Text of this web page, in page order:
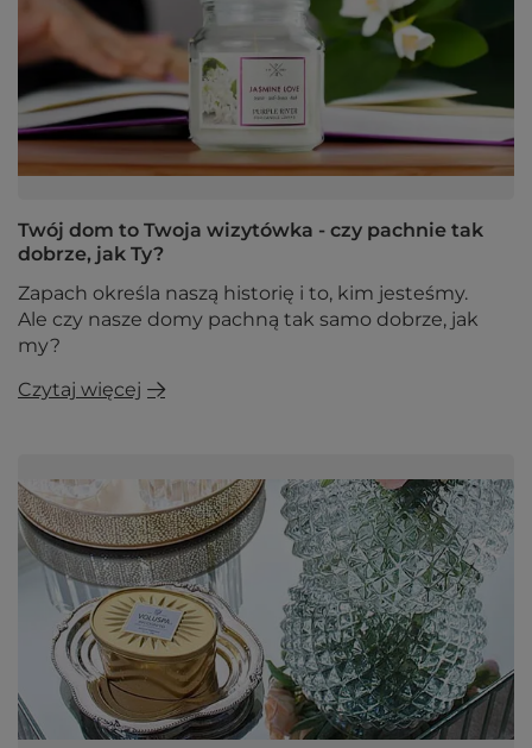
Twój dom to Twoja wizytówka - czy pachnie tak
dobrze, jak Ty?
Zapach określa naszą historię i to, kim jesteśmy.
Ale czy nasze domy pachną tak samo dobrze, jak
my?
Czytaj więcej